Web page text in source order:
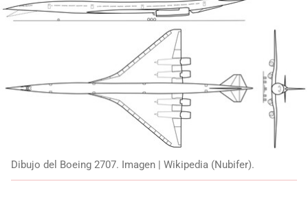
Dibujo del Boeing 2707. Imagen | Wikipedia (Nubifer).